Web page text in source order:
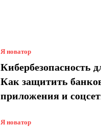
Я новатор
Кибербезопасность
Как защитить
приложения и
Я новатор